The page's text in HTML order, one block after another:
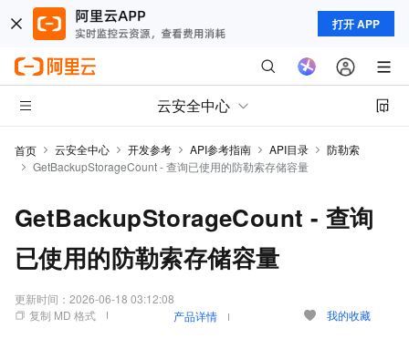
打开 APP
云安全中心
首页 云安全中心 开发参考 API参考指南 API目录
防勒索
GetBackupStorageCount - 查询已使用的防勒索存储容量
GetBackupStorageCount - 查询
已使用的防勒索存储容量
更新时间： 2026-06-18 03:12:08
复制 MD 格式
产品详情 我的收藏